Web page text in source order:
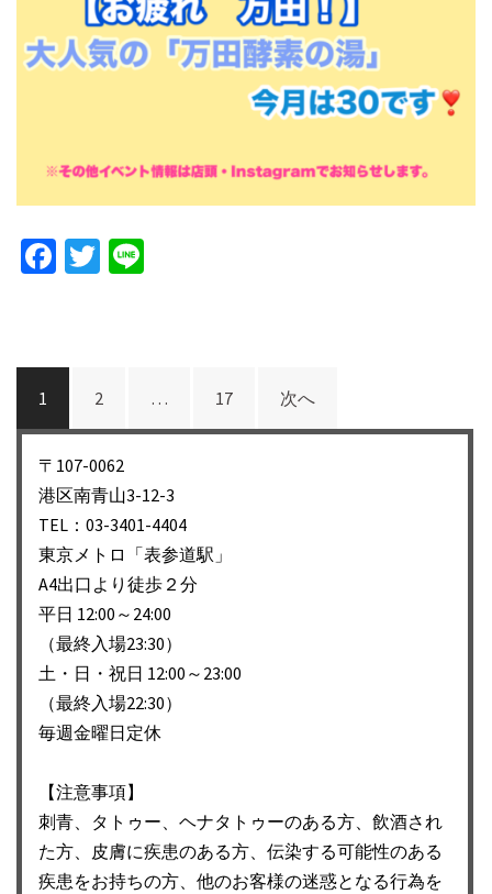
Facebook
Twitter
稿
ビ
ゲ
ー
シ
ョ
1 2 … 17 次へ
〒107-0062
港区南青山3-12-3
TEL：03-3401-4404
東京メトロ「表参道駅」
A4出口より徒歩２分
平日 12:00～24:00
（最終入場23:30）
土・日・祝日 12:00～23:00
（最終入場22:30）
毎週金曜日定休
【注意事項】
刺青、タトゥー、ヘナタトゥーのある方、飲酒され
た方、皮膚に疾患のある方、伝染する可能性のある
疾患をお持ちの方、他のお客様の迷惑となる行為を